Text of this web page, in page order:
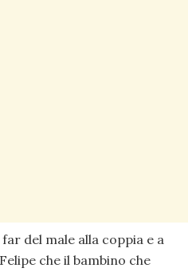
del male alla coppia e a
che il bambino che